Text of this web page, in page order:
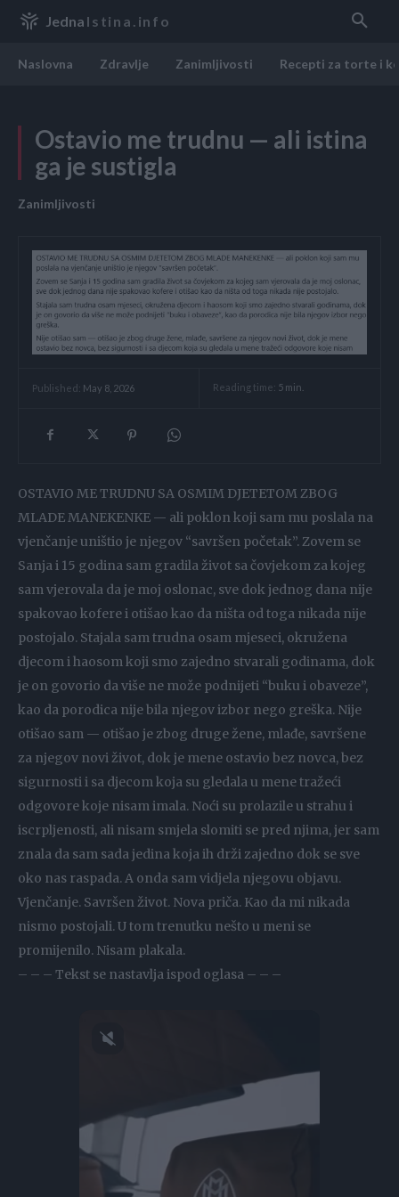
Jedna Istina.info
Naslovna Zdravlje Zanimljivosti Recepti za torte i
Ostavio me trudnu — ali istina
ga je sustigla
Zanimljivosti
Published: May 8, 2026 Reading time: 5 min.
OSTAVIO ME TRUDNU SA OSMIM DJETETOM ZBOG
MLADE MANEKENKE — ali poklon koji sam mu poslala na
vjenčanje uništio je njegov “savršen početak”. Zovem se
Sanja i 15 godina sam gradila život sa čovjekom za kojeg
sam vjerovala da je moj oslonac, sve dok jednog dana nije
spakovao kofere i otišao kao da ništa od toga nikada nije
postojalo. Stajala sam trudna osam mjeseci, okružena
djecom i haosom koji smo zajedno stvarali godinama, dok
je on govorio da više ne može podnijeti “buku i obaveze”,
kao da porodica nije bila njegov izbor nego greška. Nije
otišao sam — otišao je zbog druge žene, mlađe, savršene
za njegov novi život, dok je mene ostavio bez novca, bez
sigurnosti i sa djecom koja su gledala u mene tražeći
odgovore koje nisam imala. Noći su prolazile u strahu i
iscrpljenosti, ali nisam smjela slomiti se pred njima, jer sam
znala da sam sada jedina koja ih drži zajedno dok se sve
oko nas raspada. A onda sam vidjela njegovu objavu.
Vjenčanje. Savršen život. Nova priča. Kao da mi nikada
nismo postojali. U tom trenutku nešto u meni se
promijenilo. Nisam plakala.
– – – Tekst se nastavlja ispod oglasa – – –